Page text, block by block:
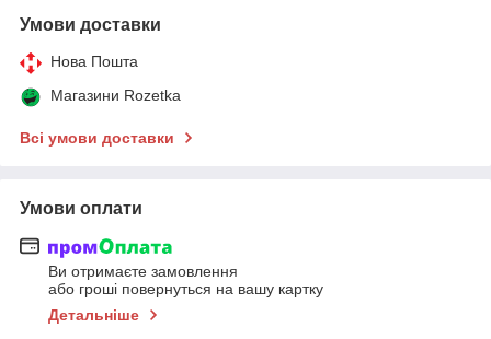
Умови доставки
Нова Пошта
Магазини Rozetka
Всі умови доставки
Умови оплати
Ви отримаєте замовлення
або гроші повернуться на вашу картку
Детальніше